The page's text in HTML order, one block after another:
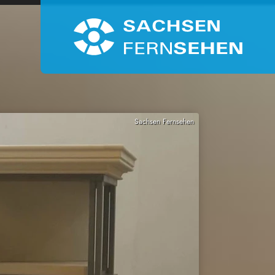
Sachsen Fernsehen